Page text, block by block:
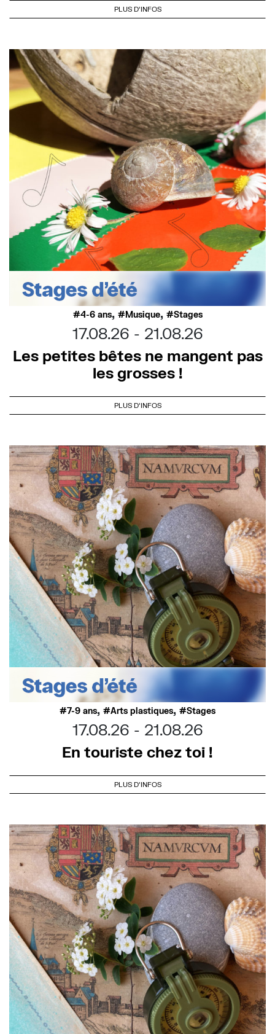
PLUS D'INFOS
4-6 ans, Musique, Stages
17.08.26
21.08.26
Les petites bêtes ne mangent pas
les grosses !
PLUS D'INFOS
7-9 ans, Arts plastiques, Stages
17.08.26
21.08.26
En touriste chez toi !
PLUS D'INFOS